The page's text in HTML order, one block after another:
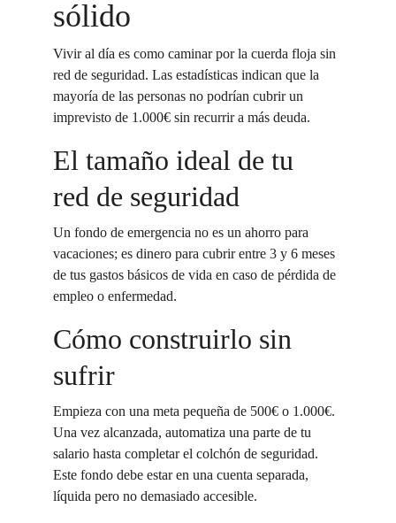
sólido
Vivir al día es como caminar por la cuerda floja sin
red de seguridad. Las estadísticas indican que la
mayoría de las personas no podrían cubrir un
imprevisto de 1.000€ sin recurrir a más deuda.
El tamaño ideal de tu
red de seguridad
Un fondo de emergencia no es un ahorro para
vacaciones; es dinero para cubrir entre 3 y 6 meses
de tus gastos básicos de vida en caso de pérdida de
empleo o enfermedad.
Cómo construirlo sin
sufrir
Empieza con una meta pequeña de 500€ o 1.000€.
Una vez alcanzada, automatiza una parte de tu
salario hasta completar el colchón de seguridad.
Este fondo debe estar en una cuenta separada,
líquida pero no demasiado accesible.